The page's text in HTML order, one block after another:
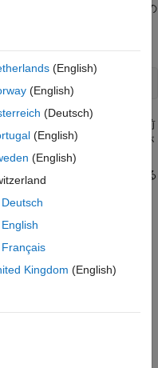
ばなりません。これは、次の
できます。
が入っているファイルの名前
使用すると、他のユーザーが
際にコンピューターに登録
ム コントロールを提供できる
| set
(English)
(English)
(Deutsch)
(English)
(English)
Deutsch
English
Français
Kingdom (English)